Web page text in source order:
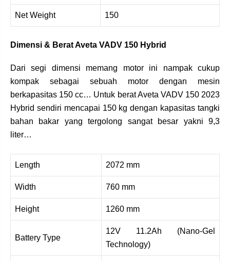
Net Weight 150
Dimensi & Berat Aveta VADV 150 Hybrid
Dari segi dimensi memang motor ini nampak cukup
kompak sebagai sebuah motor dengan mesin
berkapasitas 150 cc… Untuk berat Aveta VADV 150 2023
Hybrid sendiri mencapai 150 kg dengan kapasitas tangki
bahan bakar yang tergolong sangat besar yakni 9,3
liter…
Length 2072 mm
Width 760 mm
Height 1260 mm
Battery Type
12V 11.2Ah (Nano-Gel
Technology)